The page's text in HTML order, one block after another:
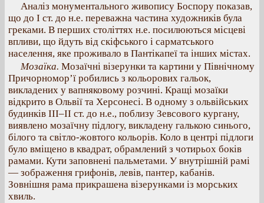
Аналіз монументального живопису Боспору показав,
що до І ст. до н.е. переважна частина художників була
греками. В перших століттях н.е. посилюються місцеві
впливи, що йдуть від скіфського і сарматського
населення, яке проживало в Пантікапеї та інших містах.
Мозаїка. Мозаїчні візерунки та картини у Північному
Причорномор’ї робились з кольорових гальок,
викладених у вапняковому розчині. Кращі мозаїки
відкрито в Ольвії та Херсонесі. В одному з ольвійських
будинків ІІІ–ІІ ст. до н.е., поблизу Зевсового кургану,
виявлено мозаїчну підлогу, викладену галькою синього,
білого та світло-жовтого кольорів. Коло в центрі підлоги
було вміщено в квадрат, обрамлений з чотирьох боків
рамами. Кути заповнені пальметами. У внутрішній рамі
— зображення грифонів, левів, пантер, кабанів.
Зовнішня рама прикрашена візерунками із морських
хвиль.